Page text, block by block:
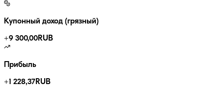
Купонный доход (грязный)
+9 300,00RUB
Прибыль
+1 228,37RUB